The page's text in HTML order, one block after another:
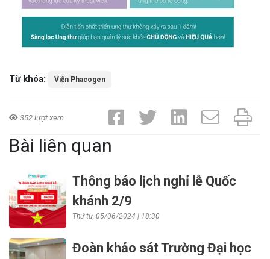
Từ khóa: Viện Phacogen
352 lượt xem
Bài liên quan
Thông báo lịch nghỉ lễ Quốc
khánh 2/9
Thứ tư, 05/06/2024 | 18:30
Đoàn khảo sát Trường Đại học